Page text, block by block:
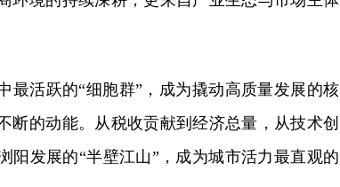
最活跃的“细胞群”，成为撬动高质量发展的核
断的动能。从税收贡献到经济总量，从技术创
阳发展的“半壁江山”，成为城市活力最直观的